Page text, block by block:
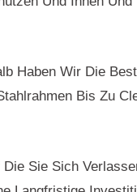
Haben Wir Die
Bis Zu
Sie Sich